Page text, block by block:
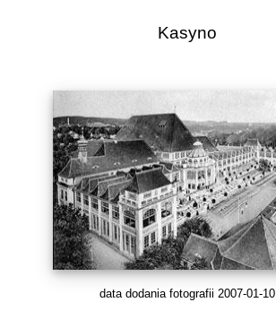
Kasyno
data dodania fotografii 2007-01-10